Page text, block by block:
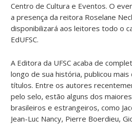
Centro de Cultura e Eventos. O
a presença da reitora Roselane
disponibilizará aos leitores todo o
EdUFSC.
A Editora da UFSC acaba de
longo de sua história, publicou mais
títulos. Entre os autores
pelo selo, estão alguns dos
brasileiros e estrangeiros, como
Jean-Luc Nancy, Pierre Boerdieu,